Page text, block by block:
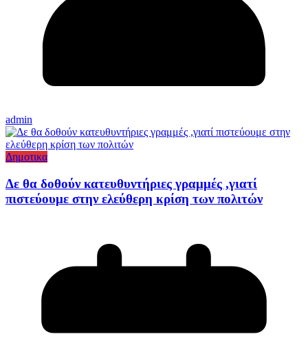
admin
Δημοτικα
Δε θα δοθούν κατευθυντήριες γραμμές ,γιατί
πιστεύουμε στην ελεύθερη κρίση των πολιτών